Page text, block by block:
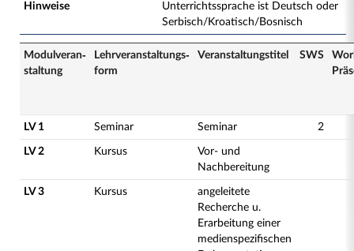
Hinweise
Unterrichtssprache ist Deutsch oder
Serbisch/Kroatisch/Bosnisch
Modulveran­
staltung
Lehrveranstaltungs­
form
Veranstaltungs­titel SWS
LV 1 Seminar Seminar 2
LV 2 Kursus
Vor- und
Nachbereitung
LV 3 Kursus
angeleitete
Recherche u.
Erarbeitung einer
medienspezifischen